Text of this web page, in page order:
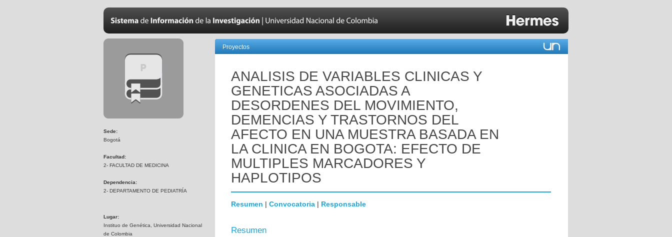
Sede:
Bogotá
Facultad:
2- FACULTAD DE MEDICINA
Dependencia:
2- DEPARTAMENTO DE PEDIATRÍA
Lugar:
Instituo de Genética, Universidad Nacional
de Colombia
Proyectos
ANALISIS DE VARIABLES CLINICAS Y
GENETICAS ASOCIADAS A
DESORDENES DEL MOVIMIENTO,
DEMENCIAS Y TRASTORNOS DEL
AFECTO EN UNA MUESTRA BASADA EN
LA CLINICA EN BOGOTA: EFECTO DE
MULTIPLES MARCADORES Y
HAPLOTIPOS
Resumen | Convocatoria | Responsable
Resumen